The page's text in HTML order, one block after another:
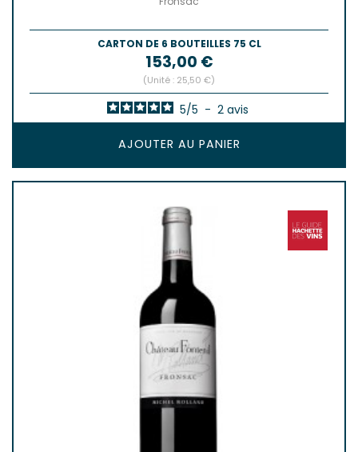
CARTON DE 6 BOUTEILLES 75 CL
Prix
153,00 €
(Unité : 25,50 €)
5/5 - 2 avis
AJOUTER AU PANIER